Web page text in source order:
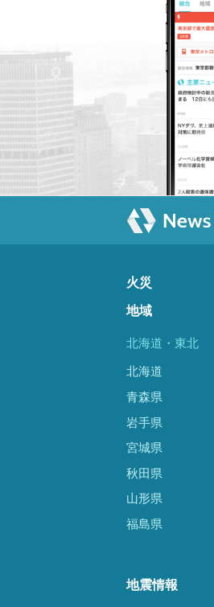
火災
地域
北海道・東北
北海道
青森県
岩手県
宮城県
秋田県
山形県
福島県
地震情報